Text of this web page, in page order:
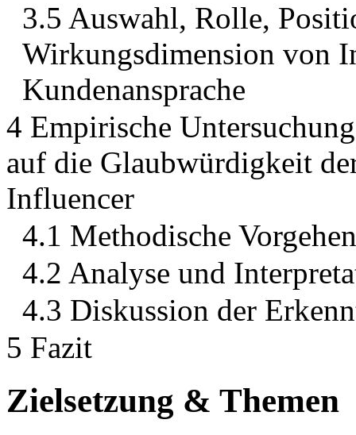
3.5 Auswahl, Rolle,
Wirkungsdimension von
Kundenansprache
4 Empirische
auf die Glaubwürdigkeit
Influencer
4.1 Methodische
4.2 Analyse und
4.3 Diskussion der
5 Fazit
Zielsetzung & Themen